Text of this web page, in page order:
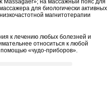
Massagaer»; на массажный пояс для
для биологически активных
магнитотерапии
к лечению любых болезней и
относиться к любой
«чудо-приборов».